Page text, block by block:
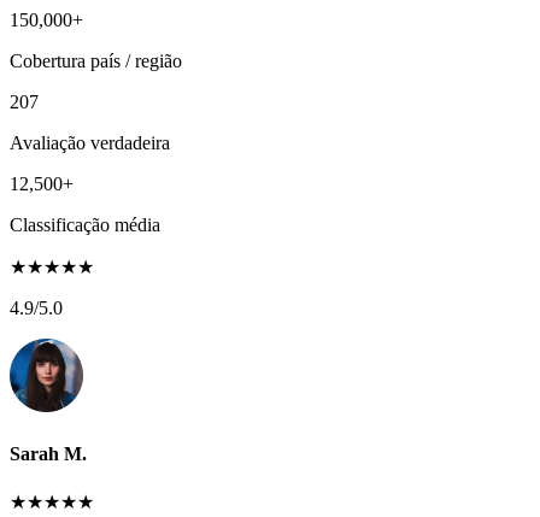
150,000+
Cobertura país / região
207
Avaliação verdadeira
12,500+
Classificação média
★★★★★
4.9/5.0
Sarah M.
★★★★★